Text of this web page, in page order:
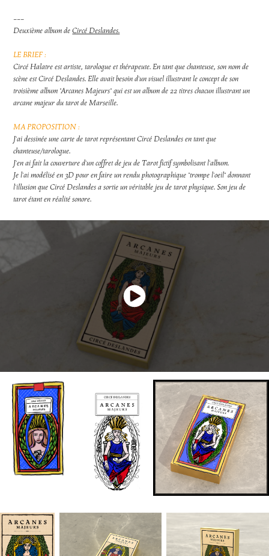
---
Deuxième album deCircé Deslandes.
LE BRIEF :
Circé Halatre est artiste, tarologue et thérapeute. En tant que chanteuse, son nom de
scène est Circé Deslandes. Elle avait besoin d'un visuel illustrant le concept de son
troisième album "Arcanes Majeurs" qui est un album de 22 titres chacun illustrant un
arcane majeur du tarot de Marseille.
MA PROPOSITION :
J'ai dessinée une carte de tarot représentant Circé Deslandes en tant que
chanteuse/tarologue.
J'en ai fait la couverture d'un coffret de jeu de Tarot fictif symbolisant l'album.
Je l'ai modélisé en 3D pour en faire un rendu photographique "trompe l'oeil" donnant
l'illusion que Circé Deslandes a sortie un véritable jeu de tarot physique. Son jeu de
tarot étant en réalité sonore.